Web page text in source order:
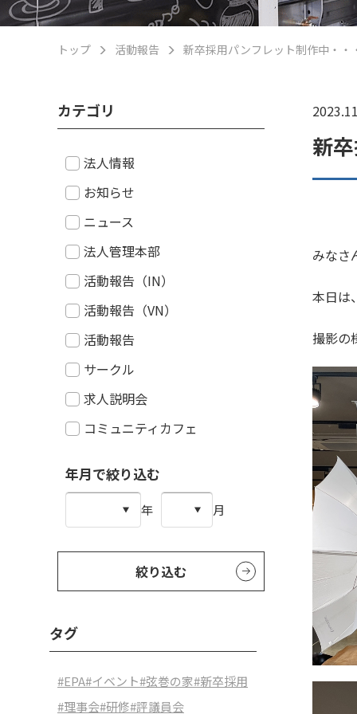
トップ 活動報告 新卒採用パンフレット制作中・・
新
みなさ
本日は
撮影の
カテゴリ
法人情報
お知らせ
ニュース
法人管理本部
活動報告（IN）
活動報告（VN）
活動報告
サークル
求人説明会
コミュニティカフェ
年月で絞り込む
年 月
絞り込む
タグ
#EPA#イベント#弦巻の家#新卒採用
#理事会#研修#評議員会